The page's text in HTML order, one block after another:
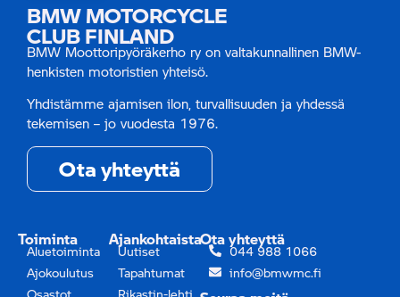
BMW MOTORCYCLE
CLUB FINLAND
BMW Moottoripyöräkerho ry on valtakunnallinen BMW-
henkisten motoristien yhteisö.
Yhdistämme ajamisen ilon, turvallisuuden ja yhdessä
tekemisen – jo vuodesta 1976.
Ota yhteyttä
Toiminta
Aluetoiminta
Ajokoulutus
Osastot
Ajankohtaista
Uutiset
Tapahtumat
Rikastin-lehti
Ota yhteyttä
044 988 1066
info@bmwmc.fi